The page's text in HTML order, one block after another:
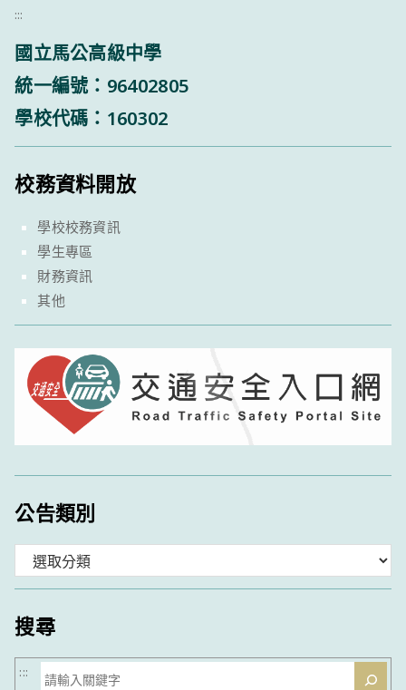
:::
國立馬公高級中學
統一編號：96402805
學校代碼：160302
校務資料開放
學校校務資訊
學生專區
財務資訊
其他
公告類別
類
搜尋
搜
:::